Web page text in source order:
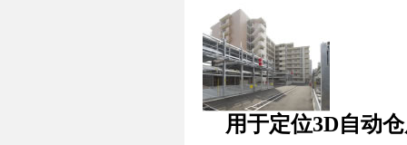
用于定位3D自动